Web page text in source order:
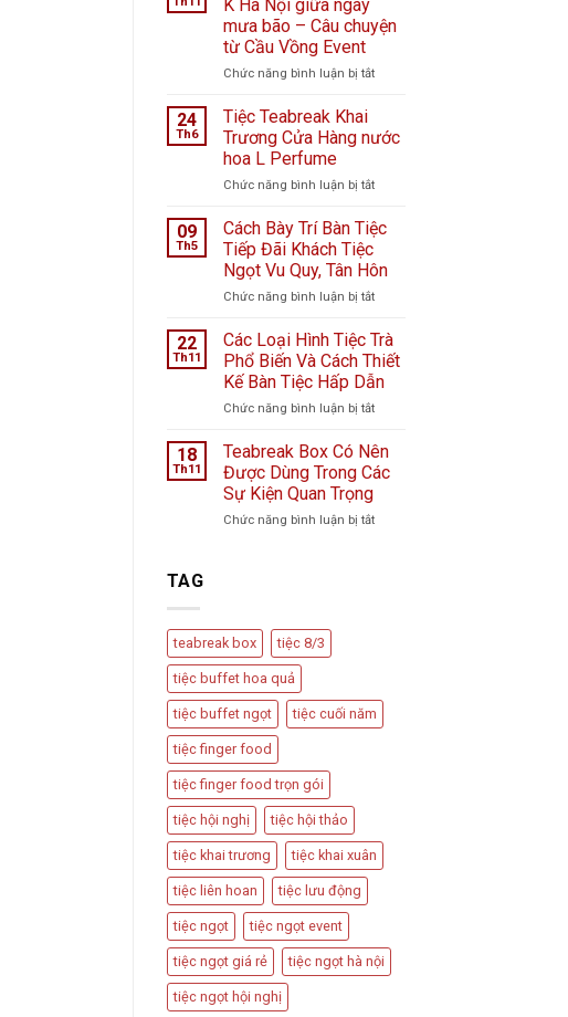
K Hà Nội giữa ngày
mưa bão – Câu chuyện
từ Cầu Vồng Event
Chức năng bình luận bị tắtở
tại
Bệnh
K
Nội
giữa
ngày
mưa
bão
Câu
chuyện
từ
Cầu
Vồng
24
Th6
Tiệc Teabreak Khai
Trương Cửa Hàng nước
hoa L Perfume
Chức năng bình luận bị tắtở
Teabreak
Khai
Cửa
Hàng
hoa
L
Perfume
09
Th5
Cách Bày Trí Bàn Tiệc
Tiếp Đãi Khách Tiệc
Ngọt Vu Quy, Tân Hôn
Chức năng bình luận bị tắtở
Bày
Trí
Bàn
Tiệc
Tiếp
Khách
Tiệc
Vu
Quy,
22
Th11
Các Loại Hình Tiệc Trà
Phổ Biến Và Cách Thiết
Kế Bàn Tiệc Hấp Dẫn
Chức năng bình luận bị tắtở
Loại
Hình
Tiệc
Trà
Phổ
18
Th11
Teabreak Box Có Nên
Được Dùng Trong Các
Sự Kiện Quan Trọng
Chức năng bình luận bị tắtở
Kiện
Quan
TAG
teabreak box tiệc 8/3
tiệc buffet hoa quả
tiệc buffet ngọt tiệc cuối năm
tiệc finger food
tiệc finger food trọn gói
tiệc hội nghị tiệc hội thảo
tiệc khai trương tiệc khai xuân
tiệc liên hoan tiệc lưu động
tiệc ngọt tiệc ngọt event
tiệc ngọt giá rẻ tiệc ngọt hà nội
tiệc ngọt hội nghị